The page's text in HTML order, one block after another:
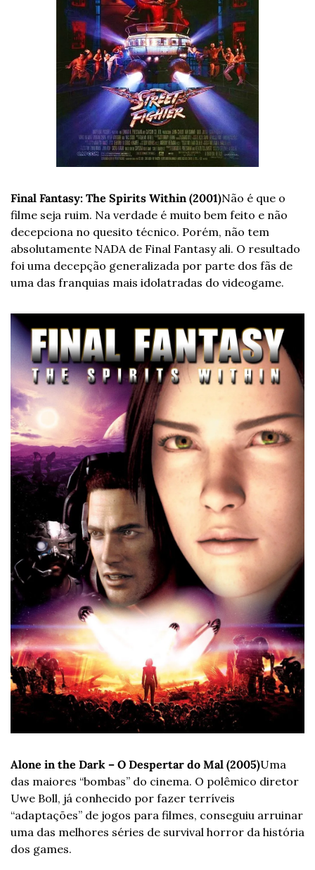
Final Fantasy: The Spirits Within (2001)Não é que o
filme seja ruim. Na verdade é muito bem feito e não
decepciona no quesito técnico. Porém, não tem
absolutamente NADA de Final Fantasy ali. O resultado
foi uma decepção generalizada por parte dos fãs de
uma das franquias mais idolatradas do videogame.
Alone in the Dark – O Despertar do Mal (2005)Uma
das maiores “bombas” do cinema. O polêmico diretor
Uwe Boll, já conhecido por fazer terríveis
“adaptações” de jogos para filmes, conseguiu arruinar
uma das melhores séries de survival horror da história
dos games.